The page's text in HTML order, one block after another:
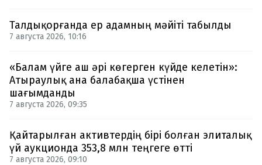
Талдықорғанда ер адамның мәйіті табылды
7 августа 2026, 10:16
«Балам үйге аш әрі көгерген күйде келетін»:
Атыраулық ана балабақша үстінен
шағымданды
7 августа 2026, 09:35
Қайтарылған активтердің бірі болған элиталық
үй аукционда 353,8 млн теңгеге өтті
7 августа 2026, 09:10